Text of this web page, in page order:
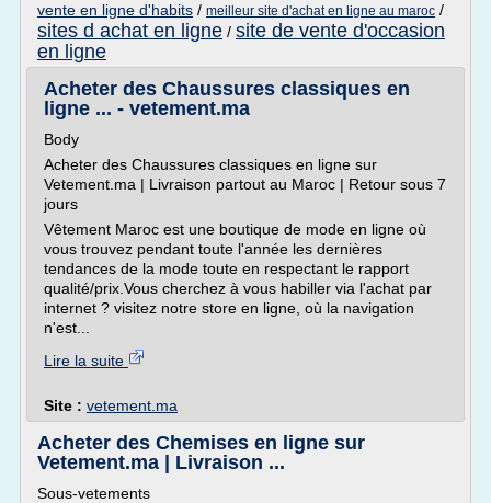
vente en ligne d'habits / meilleur site d'achat en ligne au maroc /
sites d achat en ligne / site de vente d'occasion
en ligne
Acheter des Chaussures classiques en
ligne ... - vetement.ma
Body
Acheter des Chaussures classiques en ligne sur
Vetement.ma | Livraison partout au Maroc | Retour sous 7
jours
Vêtement Maroc est une boutique de mode en ligne où
vous trouvez pendant toute l'année les dernières
tendances de la mode toute en respectant le rapport
qualité/prix.Vous cherchez à vous habiller via l'achat par
internet ? visitez notre store en ligne, où la navigation
n'est...
Lire la suite
Site : vetement.ma
Acheter des Chemises en ligne sur
Vetement.ma | Livraison ...
Sous-vetements